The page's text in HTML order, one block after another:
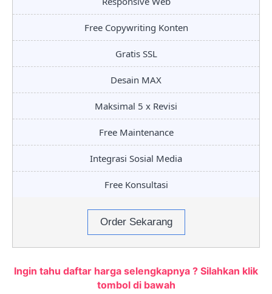
Free Copywriting Konten
Gratis SSL
Desain MAX
Maksimal 5 x Revisi
Free Maintenance
Integrasi Sosial Media
Free Konsultasi
Order Sekarang
Ingin tahu daftar harga selengkapnya ? Silahkan klik
tombol di bawah